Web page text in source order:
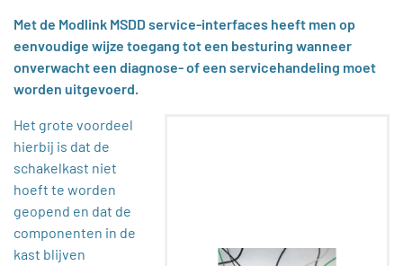
Met de Modlink MSDD service-interfaces heeft men op
eenvoudige wijze toegang tot een besturing wanneer
onverwacht een diagnose- of een servicehandeling moet
worden uitgevoerd.
Het grote voordeel
hierbij is dat de
schakelkast niet
hoeft te worden
geopend en dat de
componenten in de
kast blijven